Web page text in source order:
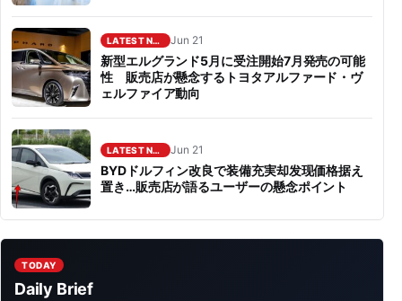
LATEST NEWS Jun 21
新型エルグランド5月に受注開始7月発売の可能
性 販売店が懸念するトヨタアルファード・ヴ
ェルファイア動向
LATEST NEWS Jun 21
BYDドルフィン改良で装備充実却发现価格据え
置き…販売店が語るユーザーの懸念ポイント
TODAY
Daily Brief